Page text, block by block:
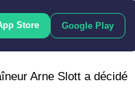
Store Google Play
Arne Slott a décidé